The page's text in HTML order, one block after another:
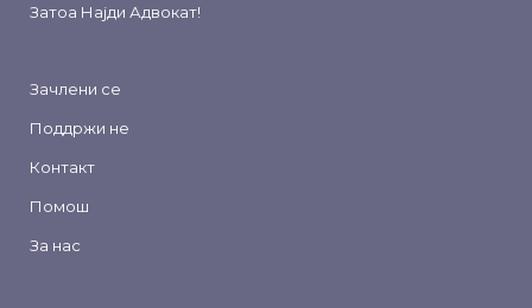
Затоа Најди Адвокат!
Зачлени се
Поддржи не
Контакт
Помош
За нас